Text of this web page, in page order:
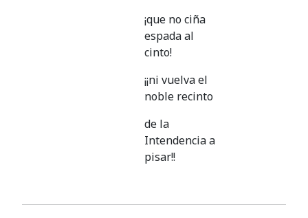
¡que no ciña
espada al
cinto!
¡¡ni vuelva el
noble recinto
de la
Intendencia a
pisar!!